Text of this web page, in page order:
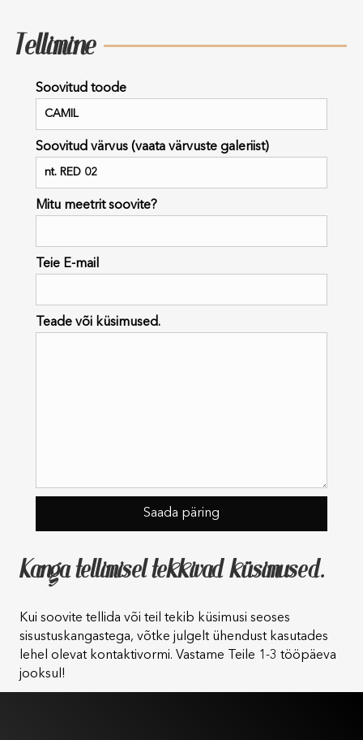
Tellimine
Soovitud toode
Soovitud värvus (vaata värvuste galeriist)
Mitu meetrit soovite?
Teie E-mail
Teade või küsimused.
Kanga tellimisel tekkivad küsimused.
Kui soovite tellida või teil tekib küsimusi seoses
sisustuskangastega, võtke julgelt ühendust kasutades
lehel olevat kontaktivormi. Vastame Teile 1-3 tööpäeva
jooksul!